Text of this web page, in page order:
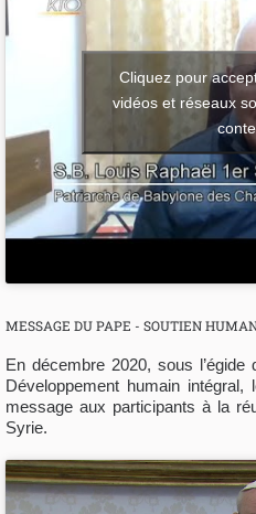
Cliquez pour
vidéos et réseaux
MESSAGE DU PAPE - SOUTIEN
En décembre 2020, sous l’égide
Développement humain
message aux participants à la
Syrie.